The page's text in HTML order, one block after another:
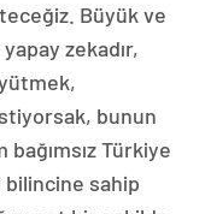
Büyük ve
zekadır,
bunun
Türkiye
sahip